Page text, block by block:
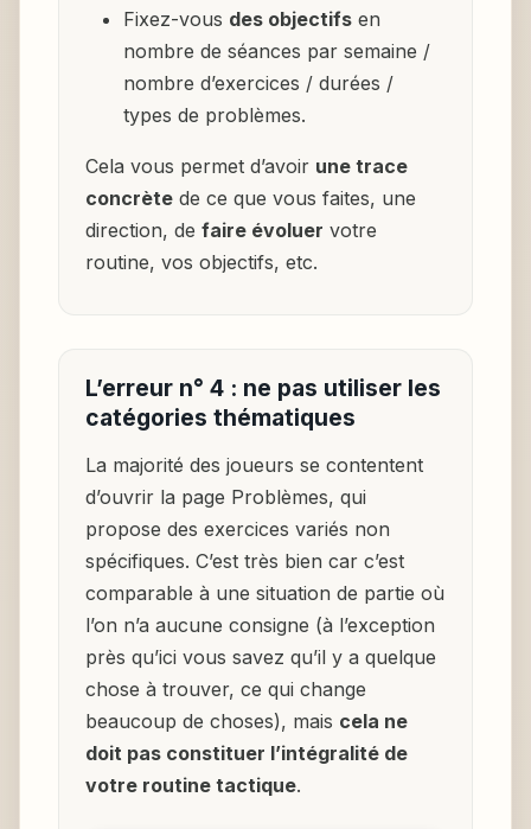
Fixez-vous des objectifsen
nombre de séances par semaine /
nombre d’exercices / durées /
types de problèmes.
Cela vous permet d’avoir une trace
concrètede ce que vous faites, une
direction, de faire évoluer votre
routine, vos objectifs, etc.
L’erreur n° 4 : ne pas utiliser les
catégories thématiques
La majorité des joueurs se contentent
d’ouvrir la page Problèmes, qui
propose des exercices variés non
spécifiques. C’est très bien car c’est
comparable à une situation de partie où
l’on n’a aucune consigne (à l’exception
près qu’ici vous savez qu’il y a quelque
chose à trouver, ce qui change
beaucoup de choses), mais cela ne
doit pas constituer l’intégralité de
votre routine tactique.